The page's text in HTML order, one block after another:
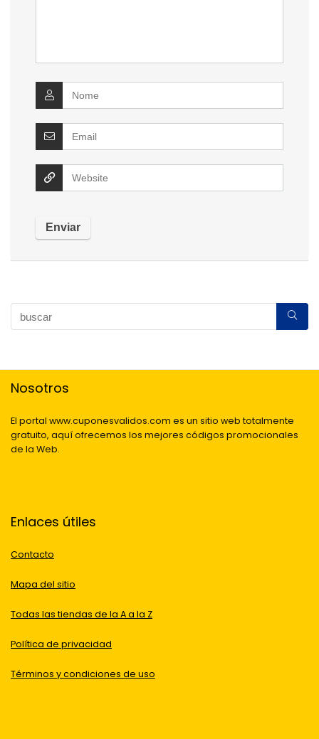
Nosotros
El portal www.cuponesvalidos.com es un sitio web totalmente
gratuito, aquí ofrecemos los mejores códigos promocionales
de la Web.
Enlaces útiles
Contacto
Mapa del sitio
Todas las tiendas de la A a la Z
Política de privacidad
Términos y condiciones de uso